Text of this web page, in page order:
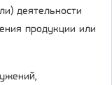
деятельности
продукции или